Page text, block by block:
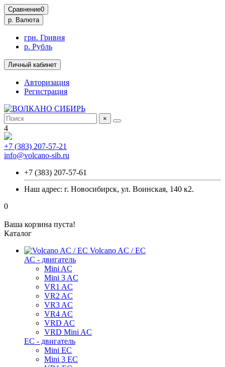
Сравнение0
р. Валюта
грн. Гривня
р. Рубль
Личный кабинет
Авторизация
Регистрация
×
4
+7 (383) 207-57-21
info@volcano-sib.ru
+7 (383) 207-57-61
Наш адрес: г. Новосибирск, ул. Воинская, 140 к2.
0
Ваша корзина пуста!
Каталог
Volcano AC / EC
АС - двигатель
Mini AC
Mini 3 AC
VR1 AC
VR2 AC
VR3 AC
VR4 AC
VRD AC
VRD Mini AC
ЕС - двигатель
Mini EC
Mini 3 EC